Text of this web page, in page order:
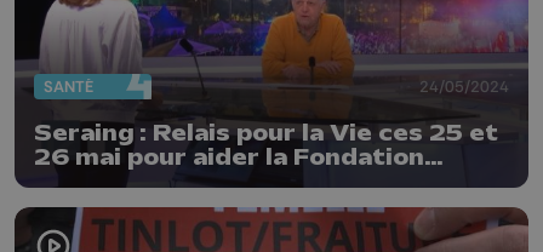
SANTÉ 24/05/2024
Seraing : Relais pour la Vie ces 25 et
26 mai pour aider la Fondation
contre le cancer